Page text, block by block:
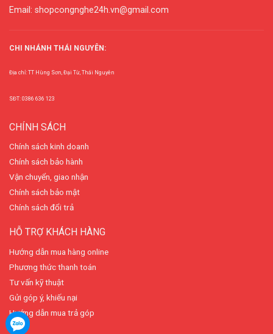
Email: shopcongnghe24h.vn@gmail.com
CHI NHÁNH THÁI NGUYÊN:
Địa chỉ: TT Hùng Sơn, Đại Từ, Thái Nguyên
SĐT: 0386 636 123
CHÍNH SÁCH
Chính sách kinh doanh
Chính sách bảo hành
Vận chuyển, giao nhận
Chính sách bảo mật
Chính sách đổi trả
HỖ TRỢ KHÁCH HÀNG
Hướng dẫn mua hàng online
Phương thức thanh toán
Tư vấn kỹ thuật
Gửi góp ý, khiếu nại
Hướng dẫn mua trả góp